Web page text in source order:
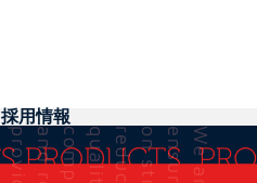
採用情報